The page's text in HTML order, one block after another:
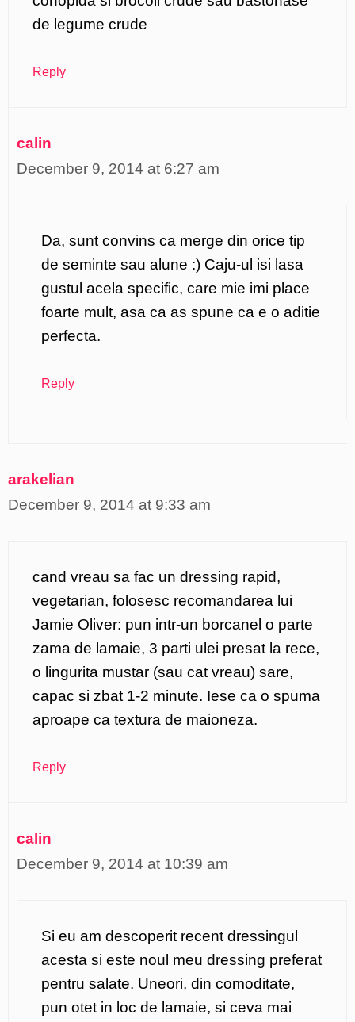
de legume crude
Reply
calin
December 9, 2014 at 6:27 am
Da, sunt convins ca merge din orice tip
de seminte sau alune :) Caju-ul isi lasa
gustul acela specific, care mie imi place
foarte mult, asa ca as spune ca e o aditie
perfecta.
Reply
arakelian
December 9, 2014 at 9:33 am
cand vreau sa fac un dressing rapid,
vegetarian, folosesc recomandarea lui
Jamie Oliver: pun intr-un borcanel o parte
zama de lamaie, 3 parti ulei presat la rece,
o lingurita mustar (sau cat vreau) sare,
capac si zbat 1-2 minute. Iese ca o spuma
aproape ca textura de maioneza.
Reply
calin
December 9, 2014 at 10:39 am
Si eu am descoperit recent dressingul
acesta si este noul meu dressing preferat
pentru salate. Uneori, din comoditate,
pun otet in loc de lamaie, si ceva mai